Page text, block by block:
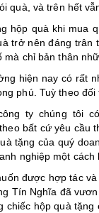
quà, và trên hết
hộp quà khi mua
trở nên đáng trân
mà chỉ bản thân
hiện nay có rất
phú. Tuỳ theo
ty chúng tôi
bất cứ yêu cầu
tặng của quý
nghiệp một cách
được hợp tác
Tín Nghĩa đã
chiếc hộp quà